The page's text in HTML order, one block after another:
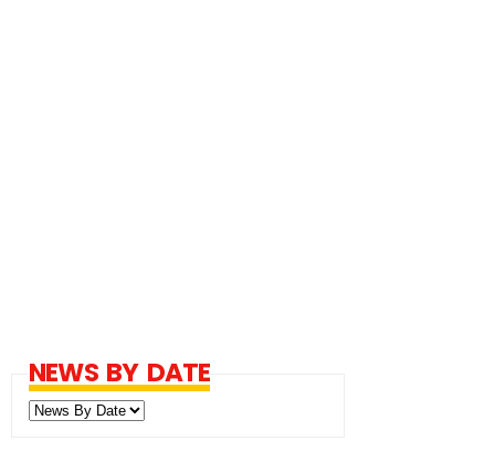
NEWS BY DATE